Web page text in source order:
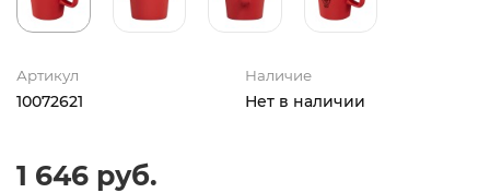
Артикул
10072621
Наличие
Нет в наличии
1 646 руб.